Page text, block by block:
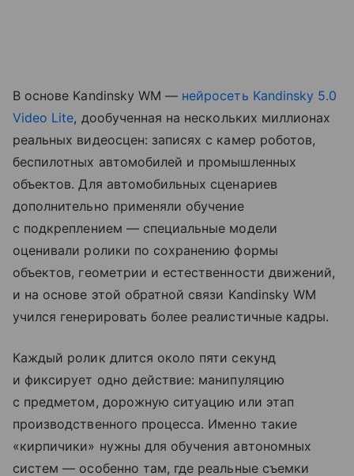
В основе Kandinsky WM — нейросеть Kandinsky 5.0
Video Lite, дообученная на нескольких миллионах
реальных видеосцен: записях с камер роботов,
беспилотных автомобилей и промышленных
объектов. Для автомобильных сценариев
дополнительно применяли обучение
с подкреплением — специальные модели
оценивали ролики по сохранению формы
объектов, геометрии и естественности движений,
и на основе этой обратной связи Kandinsky WM
учился генерировать более реалистичные кадры.
Каждый ролик длится около пяти секунд
и фиксирует одно действие: манипуляцию
с предметом, дорожную ситуацию или этап
производственного процесса. Именно такие
«кирпичики» нужны для обучения автономных
систем — особенно там, где реальные съемки